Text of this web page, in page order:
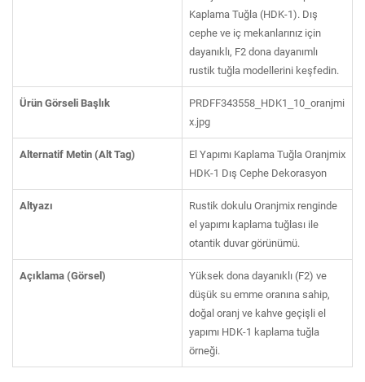
Kaplama Tuğla (HDK-1). Dış
cephe ve iç mekanlarınız için
dayanıklı, F2 dona dayanımlı
rustik tuğla modellerini keşfedin.
Ürün Görseli Başlık
PRDFF343558_HDK1_10_oranjmi
x.jpg
Alternatif Metin (Alt Tag)
El Yapımı Kaplama Tuğla Oranjmix
HDK-1 Dış Cephe Dekorasyon
Altyazı
Rustik dokulu Oranjmix renginde
el yapımı kaplama tuğlası ile
otantik duvar görünümü.
Açıklama (Görsel)
Yüksek dona dayanıklı (F2) ve
düşük su emme oranına sahip,
doğal oranj ve kahve geçişli el
yapımı HDK-1 kaplama tuğla
örneği.